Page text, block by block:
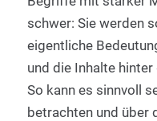
schwer: Sie werden
eigentliche
und die Inhalte
So kann es sinnvoll
betrachten und über